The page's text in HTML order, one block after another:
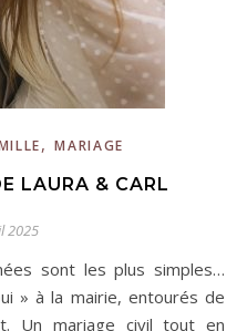
,MARIAGE
LAURA & CARL
2025
» à la mairie, entourés de
Un mariage civil tout en